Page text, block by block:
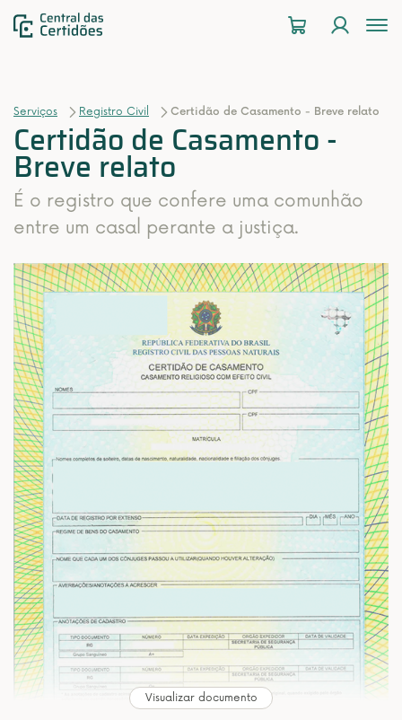
Serviços Registro Civil Certidão de Casamento - Breve relato
Certidão de Casamento -
Breve relato
É o registro que confere uma comunhão
entre um casal perante a justiça.
Visualizar documento